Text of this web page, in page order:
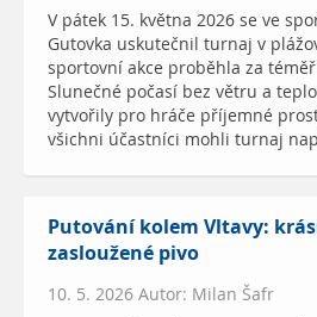
V pátek 15. května 2026 se ve
Gutovka uskutečnil turnaj v
sportovní akce proběhla za
Slunečné počasí bez větru a
vytvořily pro hráče příjemné
všichni účastníci mohli turnaj
Putování kolem Vltavy:
zasloužené pivo
10. 5. 2026 Autor: Milan Šafr